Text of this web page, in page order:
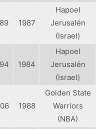
1987
Hapoel
Jerusalén
(Israel)
1984
Hapoel
Jerusalén
(Israel)
1988
Golden State
Warriors
(NBA)